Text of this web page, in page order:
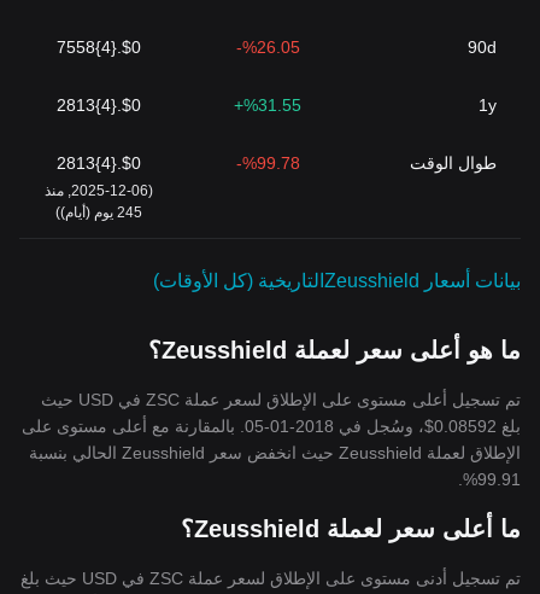
90d
%26.05-
$0.{4}7558
1y
%31.55+
$0.{4}2813
طوال الوقت %99.78-
$0.{4}2813
(2025-12-06, منذ
245 يوم (أيام))
بيانات أسعار Zeusshieldالتاريخية (كل الأوقات)
ما هو أعلى سعر لعملة Zeusshield؟
تم تسجيل أعلى مستوى على الإطلاق لسعر عملة ZSC في USD حيث
بلغ 0.08592$، وسُجل في 2018-01-05. بالمقارنة مع أعلى مستوى على
الإطلاق لعملة Zeusshield حيث انخفض سعر Zeusshield الحالي بنسبة
99.91%.
ما أعلى سعر لعملة Zeusshield؟
تم تسجيل أدنى مستوى على الإطلاق لسعر عملة ZSC في USD حيث بلغ